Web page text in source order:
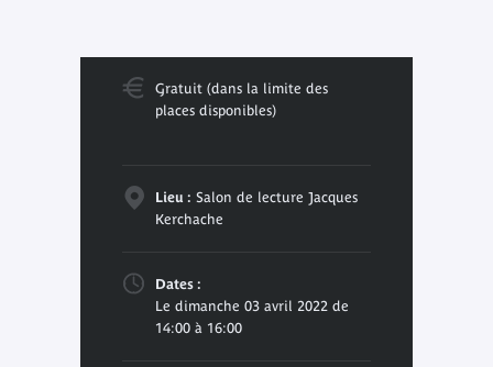
Gratuit (dans la limite des
places disponibles)
Lieu : Salon de lecture Jacques
Kerchache
Dates :
Le dimanche 03 avril 2022 de
14:00 à 16:00